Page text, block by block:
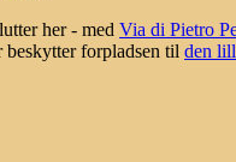
her - med Via di Pietro
forpladsen til den